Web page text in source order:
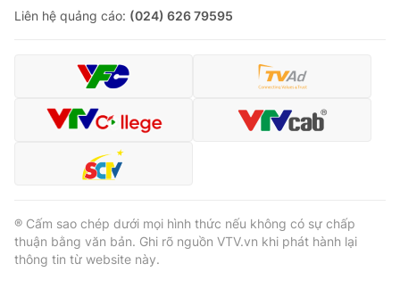
Liên hệ quảng cáo: (024) 626 79595
® Cấm sao chép dưới mọi hình thức nếu không có sự chấp
thuận bằng văn bản. Ghi rõ nguồn VTV.vn khi phát hành lại
thông tin từ website này.